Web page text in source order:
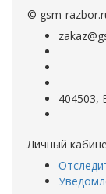
© gsm-
404503,
Личный